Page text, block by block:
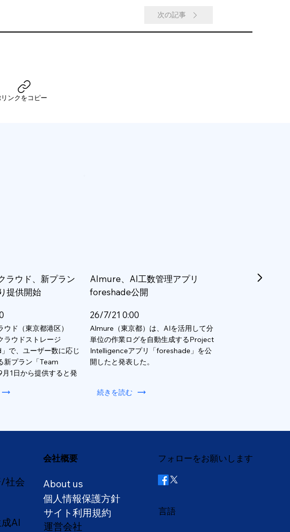
次の記事
リンクをコピー
ラウド、新プラン
提供開始
ウド（東京都港区）
ラウドストレージ
で、ユーザー数に応じ
新プラン「Team
1日から提供すると発
Almure、AI工数管理アプリ
foreshade公開
26/7/21 0:00
Almure（東京都）は、AIを活用して分
単位の作業ログを自動生成するProject
Intelligenceアプリ「foreshade」を公
開したと発表した。
続きを読む
社会
AI
会社概要
About us
個人情報保護方針
サイト利用規約
運営会社
フォローをお願いします
言語